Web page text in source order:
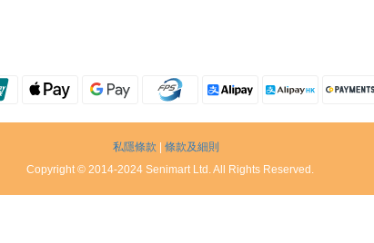
私隱條款
條款及細則
Copyright © 2014-2024 Senimart Ltd. All Rights Reserved.